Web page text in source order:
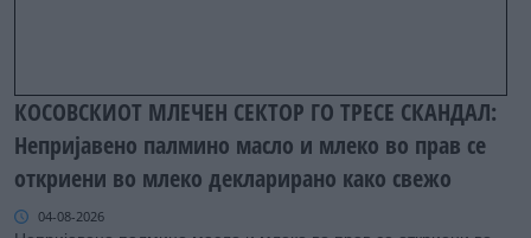
КОСОВСКИОТ МЛЕЧЕН СЕКТОР ГО ТРЕСЕ СКАНДАЛ:
Непријавено палмино масло и млеко во прав се
откриени во млеко декларирано како свежо
04-08-2026